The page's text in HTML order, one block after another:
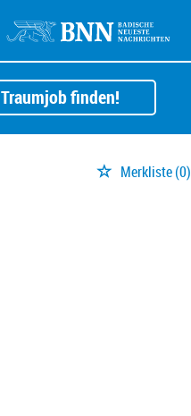
Traumjob finden!
Merkliste(0)